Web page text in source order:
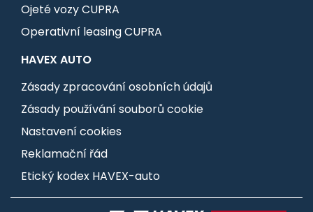
Ojeté vozy CUPRA
Operativní leasing CUPRA
HAVEX AUTO
Zásady zpracování osobních údajů
Zásady používání souborů cookie
Nastavení cookies
Reklamační řád
Etický kodex HAVEX-auto